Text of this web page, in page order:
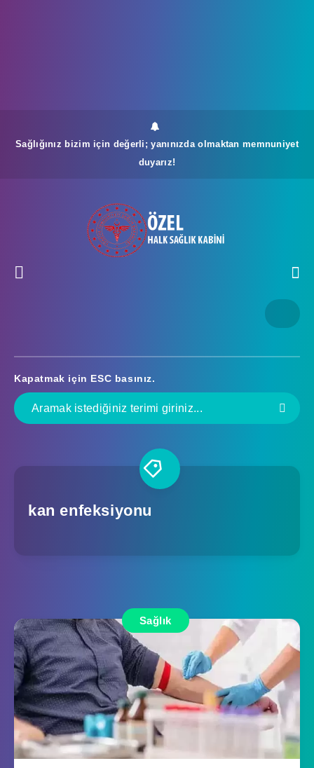
Sağlığınız bizim için değerli; yanınızda olmaktan memnuniyet
duyarız!
Kapatmak için ESC basınız.
kan enfeksiyonu
Sağlık